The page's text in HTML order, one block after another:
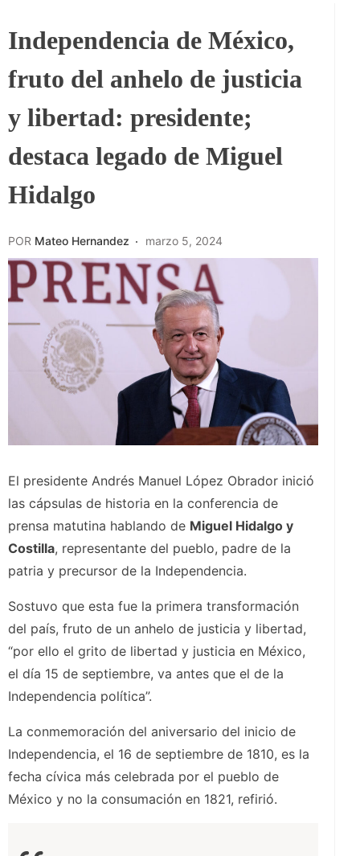
Independencia de México,
fruto del anhelo de justicia
y libertad: presidente;
destaca legado de Miguel
Hidalgo
POR Mateo Hernandez marzo 5, 2024
El presidente Andrés Manuel López Obrador inició
las cápsulas de historia en la conferencia de
prensa matutina hablando de Miguel Hidalgo y
Costilla, representante del pueblo, padre de la
patria y precursor de la Independencia.
Sostuvo que esta fue la primera transformación
del país, fruto de un anhelo de justicia y libertad,
“por ello el grito de libertad y justicia en México,
el día 15 de septiembre, va antes que el de la
Independencia política”.
La conmemoración del aniversario del inicio de
Independencia, el 16 de septiembre de 1810, es la
fecha cívica más celebrada por el pueblo de
México y no la consumación en 1821, refirió.